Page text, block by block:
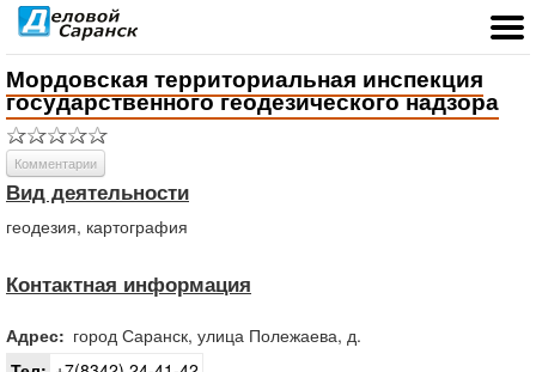
Мордовская территориальная инспекция
государственного геодезического надзора
Комментарии
Вид деятельности
геодезия, картография
Контактная информация
Адрес: город Саранск, улица Полежаева, д.